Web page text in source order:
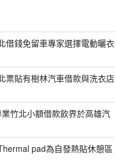
借錢免留車專家選擇電動曬衣
票貼有樹林汽車借款與洗衣店
竹北小額借款飲界於高雄汽
pad為自發熱貼休憩區